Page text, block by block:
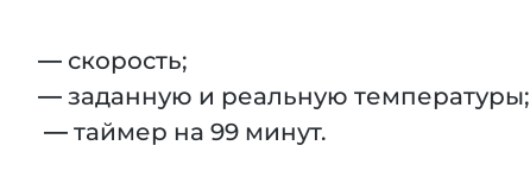
— скорость;
— заданную и реальную температуры;
— таймер на 99 минут.